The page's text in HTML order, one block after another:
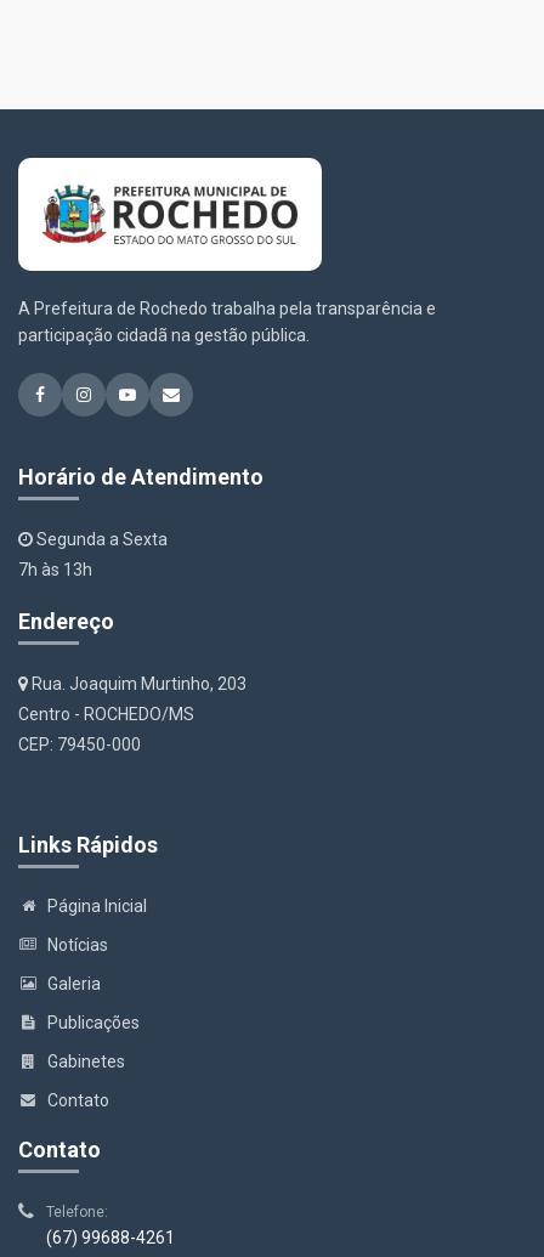
A Prefeitura de Rochedo trabalha pela transparência e
participação cidadã na gestão pública.
Horário de Atendimento
Segunda a Sexta
7h às 13h
Endereço
Rua. Joaquim Murtinho, 203
Centro - ROCHEDO/MS
CEP: 79450-000
Links Rápidos
Página Inicial
Notícias
Galeria
Publicações
Gabinetes
Contato
Contato
Telefone:
(67) 99688-4261